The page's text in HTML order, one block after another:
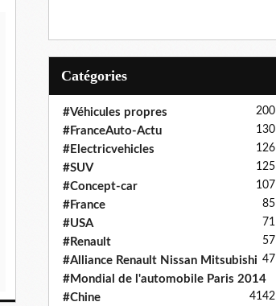
Catégories
#Véhicules propres 200
#FranceAuto-Actu 130
#Electricvehicles 126
#SUV 125
#Concept-car 107
#France 85
#USA 71
#Renault 57
#Alliance Renault Nissan Mitsubishi 47
#Mondial de l'automobile Paris 2014
42
#Chine 41